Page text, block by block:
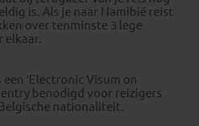
is. Als je naar Namibië reist
over tenminste 3 lege
elkaar.
‘Electronic Visum on
benodigd voor reizigers
nationaliteit.